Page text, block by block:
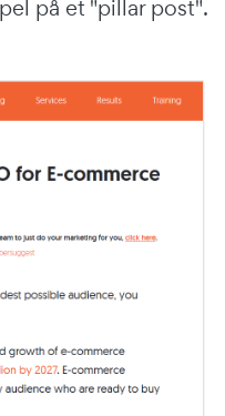
på et "pillar post".